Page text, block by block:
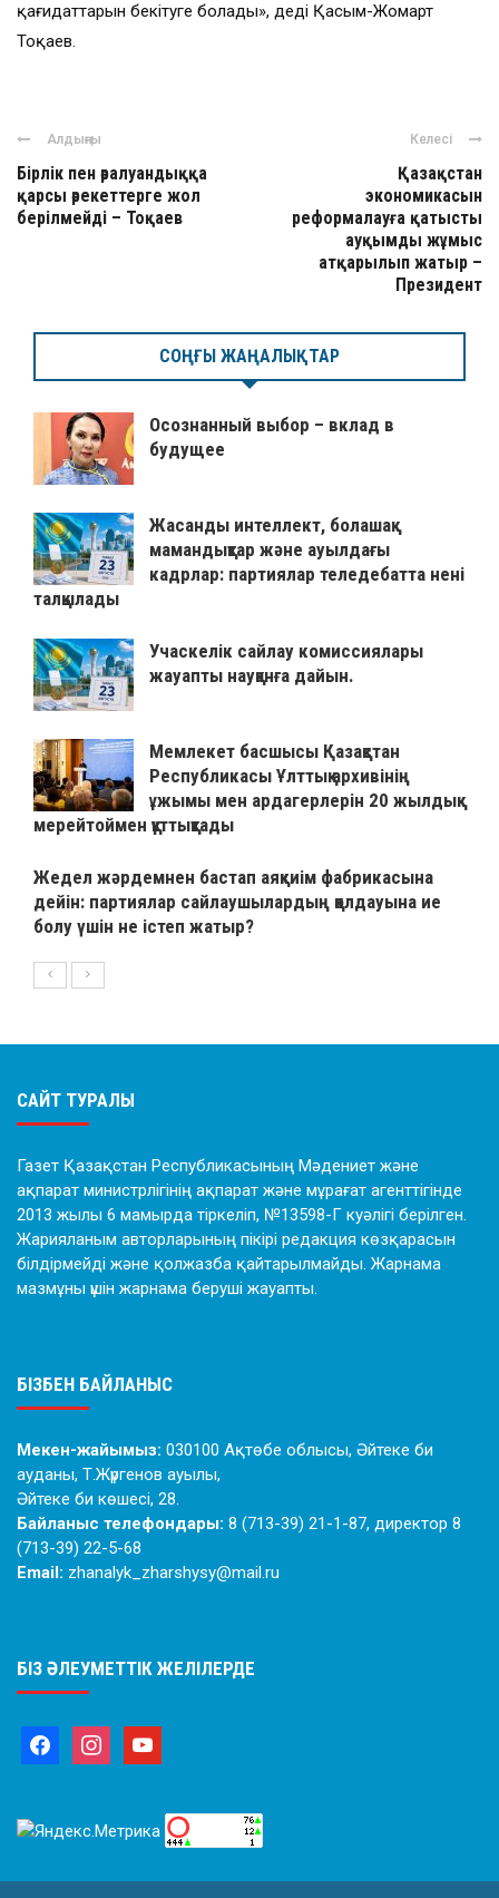
қағидаттарын бекітуге болады», деді Қасым-Жомарт
Тоқаев.
Алдыңғы
Бірлік пен әралуандыққа
қарсы әрекеттерге жол
берілмейді – Тоқаев
Келесі
Қазақстан
экономикасын
реформалауға қатысты
ауқымды жұмыс
атқарылып жатыр –
Президент
СОҢҒЫ ЖАҢАЛЫҚТАР
Осознанный выбор – вклад в
будущее
Жасанды интеллект, болашақ
мамандықтар және ауылдағы
кадрлар: партиялар теледебатта нені
талқылады
Учаскелік сайлау комиссиялары
жауапты науқанға дайын.
Мемлекет басшысы Қазақстан
Республикасы Ұлттық архивінің
ұжымы мен ардагерлерін 20 жылдық
мерейтоймен құттықтады
Жедел жәрдемнен бастап аяқкиім фабрикасына
дейін: партиялар сайлаушылардың қолдауына ие
болу үшін не істеп жатыр?
САЙТ ТУРАЛЫ
Газет Қазақстан Республикасының Мәдениет және
ақпарат министрлігінің ақпарат және мұрағат агенттігінде
2013 жылы 6 мамырда тіркеліп, №13598-Г куәлігі берілген.
Жарияланым авторларының пікірі редакция көзқарасын
білдірмейді және қолжазба қайтарылмайды. Жарнама
мазмұны үшін жарнама беруші жауапты.
БІЗБЕН БАЙЛАНЫС
Мекен-жайымыз: 030100 Ақтөбе облысы, Әйтеке би
ауданы, Т.Жүргенов ауылы,
Әйтеке би көшесі, 28.
Байланыс телефондары: 8 (713-39) 21-1-87, директор 8
(713-39) 22-5-68
Email: zhanalyk_zharshysy@mail.ru
БІЗ ӘЛЕУМЕТТІК ЖЕЛІЛЕРДЕ